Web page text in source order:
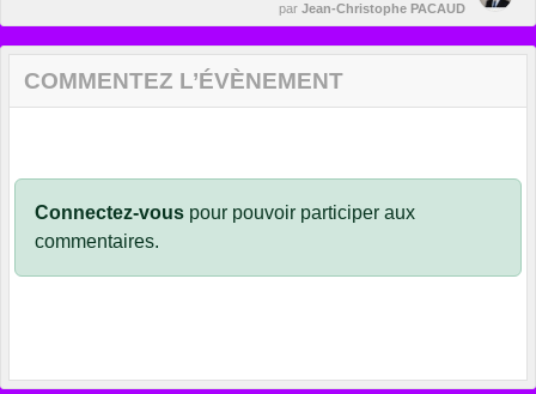
par Jean-Christophe PACAUD
COMMENTEZ L’ÉVÈNEMENT
Connectez-vous pour pouvoir participer aux
commentaires.